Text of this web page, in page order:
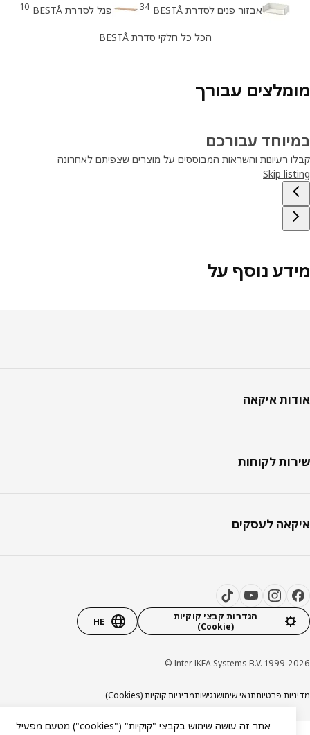
אבזור פנים לסדרת BESTÅ 34 פנל לסדרת BESTÅ 10
הכל כל חלקי סדרת BESTÅ
עבורך
עבורכם
רעיונות והשראות המבוססים על מוצרים שצפיתם לאחרונה
Skip
נוסף על
איקאה
לקוחות
לעסקים
הגדרות קבצי קוקיות
HE
Inter IKEA Systems B.V. 1999-
פרטיותתנאי שימושנגישותמדיניות קוקיות (Cookies)
אתר זה עושה שימוש בקבצי "קוקיות" ("cookies") מטעם מפעיל